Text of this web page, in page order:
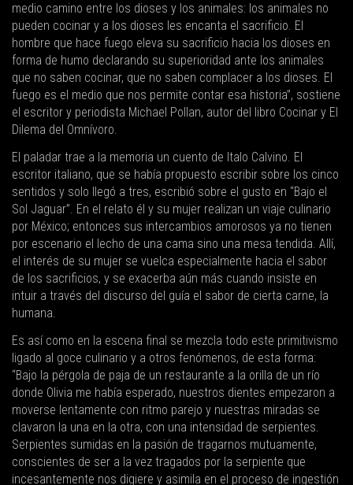
medio camino entre los dioses y los animales: los animales no
pueden cocinar y a los dioses les encanta el sacrificio. El
hombre que hace fuego eleva su sacrificio hacia los dioses en
forma de humo declarando su superioridad ante los animales
que no saben cocinar, que no saben complacer a los dioses. El
fuego es el medio que nos permite contar esa historia”, sostiene
el escritor y periodista Michael Pollan, autor del libro Cocinar y El
Dilema del Omnívoro.
El paladar trae a la memoria un cuento de Italo Calvino. El
escritor italiano, que se había propuesto escribir sobre los cinco
sentidos y solo llegó a tres, escribió sobre el gusto en “Bajo el
Sol Jaguar”. En el relato él y su mujer realizan un viaje culinario
por México; entonces sus intercambios amorosos ya no tienen
por escenario el lecho de una cama sino una mesa tendida. Allí,
el interés de su mujer se vuelca especialmente hacia el sabor
de los sacrificios, y se exacerba aún más cuando insiste en
intuir a través del discurso del guía el sabor de cierta carne, la
humana.
Es así como en la escena final se mezcla todo este primitivismo
ligado al goce culinario y a otros fenómenos, de esta forma:
“Bajo la pérgola de paja de un restaurante a la orilla de un río
donde Olivia me había esperado, nuestros dientes empezaron a
moverse lentamente con ritmo parejo y nuestras miradas se
clavaron la una en la otra, con una intensidad de serpientes.
Serpientes sumidas en la pasión de tragarnos mutuamente,
conscientes de ser a la vez tragados por la serpiente que
incesantemente nos digiere y asimila en el proceso de ingestión